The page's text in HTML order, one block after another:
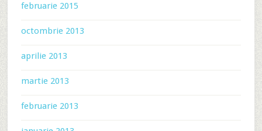
februarie 2015
octombrie 2013
aprilie 2013
martie 2013
februarie 2013